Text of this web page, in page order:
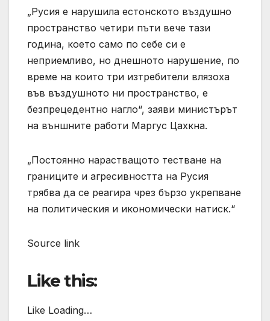
„Русия е нарушила естонското въздушно
пространство четири пъти вече тази
година, което само по себе си е
неприемливо, но днешното нарушение, по
време на които три изтребители влязоха
във въздушното ни пространство, е
безпрецедентно нагло“, заяви министърът
на външните работи Маргус Цахкна.
„Постоянно нарастващото тестване на
границите и агресивността на Русия
трябва да се реагира чрез бързо укрепване
на политическия и икономически натиск.“
Source link
Like this:
Like Loading…